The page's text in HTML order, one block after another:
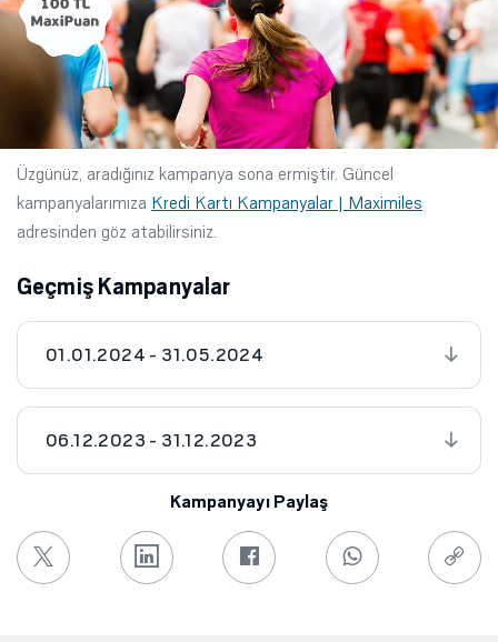
Üzgünüz, aradığınız kampanya sona ermiştir. Güncel
kampanyalarımıza Kredi Kartı Kampanyalar | Maximiles
adresinden göz atabilirsiniz.
Geçmiş Kampanyalar
01.01.2024 - 31.05.2024
06.12.2023 - 31.12.2023
Kampanyayı Paylaş